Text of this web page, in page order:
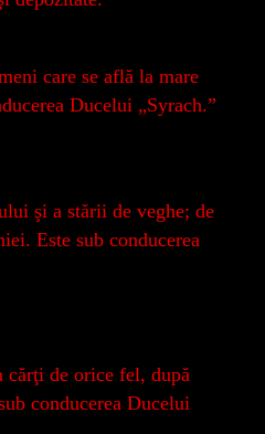
care se află la mare
Ducelui „Syrach.”
şi a stării de veghe; de
Este sub conducerea
cărţi de orice fel, după
conducerea Ducelui